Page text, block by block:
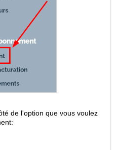
de l'option que vous voulez